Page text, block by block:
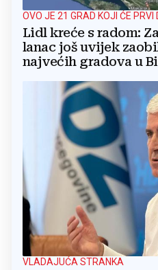
OVO JE 21 GRAD KOJI ĆE PRVI
Lidl kreće s radom:
lanac još uvijek
najvećih gradova u
VLADAJUĆA STRANKA